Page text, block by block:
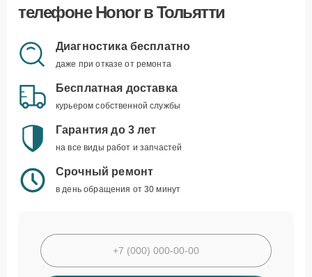
телефоне Honor в Тольятти
Диагностика бесплатно
даже при отказе от ремонта
Бесплатная доставка
курьером собственной службы
Гарантия до 3 лет
на все виды работ и запчастей
Срочный ремонт
в день обращения от 30 минут